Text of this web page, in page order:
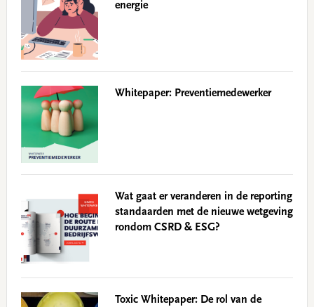
energie
Whitepaper: Preventiemedewerker
Wat gaat er veranderen in de reporting
standaarden met de nieuwe wetgeving
rondom CSRD & ESG?
Toxic Whitepaper: De rol van de